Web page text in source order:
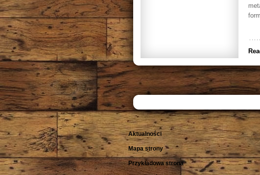
Aktualności
Mapa strony
Przykładowa strona